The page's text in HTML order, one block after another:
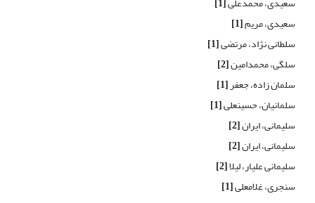
سعیدی، مریم[1]
سلطانی نژاد، مرتضی[1]
سلگی، محمدامین[2]
سلمان زاده، جعفر[1]
سلمانیان، حسینعلی[1]
سلیمانی، ایران[2]
سلیمانی، ایران[2]
سلیمانی علیار، لیلا[2]
سنجری، غلامعلی[1]